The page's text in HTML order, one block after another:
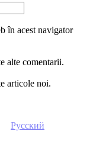
în acest navigator
alte comentarii.
articole noi.
Русский